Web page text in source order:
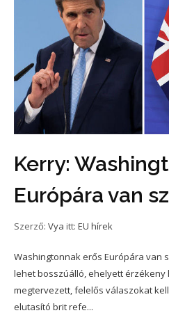
Kerry:
Európára van
Szerző: Vya itt: EU hírek
Washingtonnak erős Európára van
lehet bosszúálló, ehelyett
megtervezett, felelős válaszokat
elutasító brit refe...